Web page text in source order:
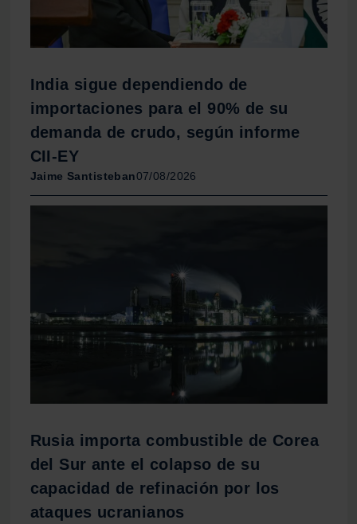
India sigue dependiendo de
importaciones para el 90% de su
demanda de crudo, según informe
CII-EY
Jaime Santisteban07/08/2026
Rusia importa combustible de Corea
del Sur ante el colapso de su
capacidad de refinación por los
ataques ucranianos